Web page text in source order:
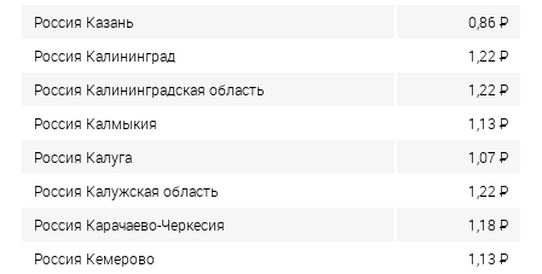
Россия Казань
0,86P
Россия Калининград
1,22 P
Россия Калининградская область
1,22 P
Россия Калмыкия
1,13 P
Россия Калуга
1,07 P
Россия Калужская область
1,22 P
Россия Карачаево-Черкесия
1,18 P
Россия Кемерово
1,13 P